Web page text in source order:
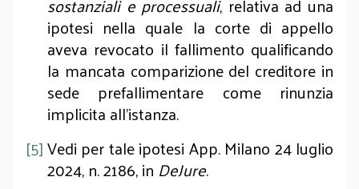
ipotesi nella quale la corte di appello
aveva revocato il fallimento qualificando
la mancata comparizione del creditore in
sede prefallimentare come rinunzia
implicita all’istanza.
[5]Vedi per tale ipotesi App. Milano 24 luglio
2024, n. 2186, in DeJure.